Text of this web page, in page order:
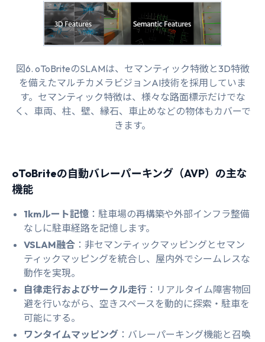
図6. oToBriteのSLAMは、セマンティック特徴と3D特徴
を備えたマルチカメラビジョンAI技術を採用していま
す。セマンティック特徴は、様々な路面標示だけでな
く、車両、柱、壁、縁石、車止めなどの物体もカバーで
きます。
oToBriteの自動バレーパーキング（AVP）の主な
機能
1kmルート記憶 ：駐車場の再構築や外部インフラ整備
なしに駐車経路を記憶します。
VSLAM融合 ：非セマンティックマッピングとセマン
ティックマッピングを統合し、屋内外でシームレスな
動作を実現。
自律走行およびサークル走行 ：リアルタイム障害物回
避を行いながら、空きスペースを動的に探索・駐車を
可能にする。
ワンタイムマッピング ：バレーパーキング機能と召喚